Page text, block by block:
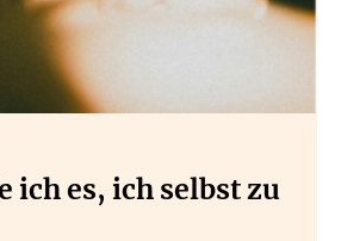
ich es, ich selbst zu